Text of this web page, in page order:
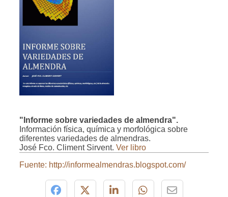
"Informe sobre variedades de almendra".
Información física, química y morfológica sobre
diferentes variedades de almendras.
José Fco. Climent Sirvent. Ver libro
Fuente: http://informealmendras.blogspot.com/